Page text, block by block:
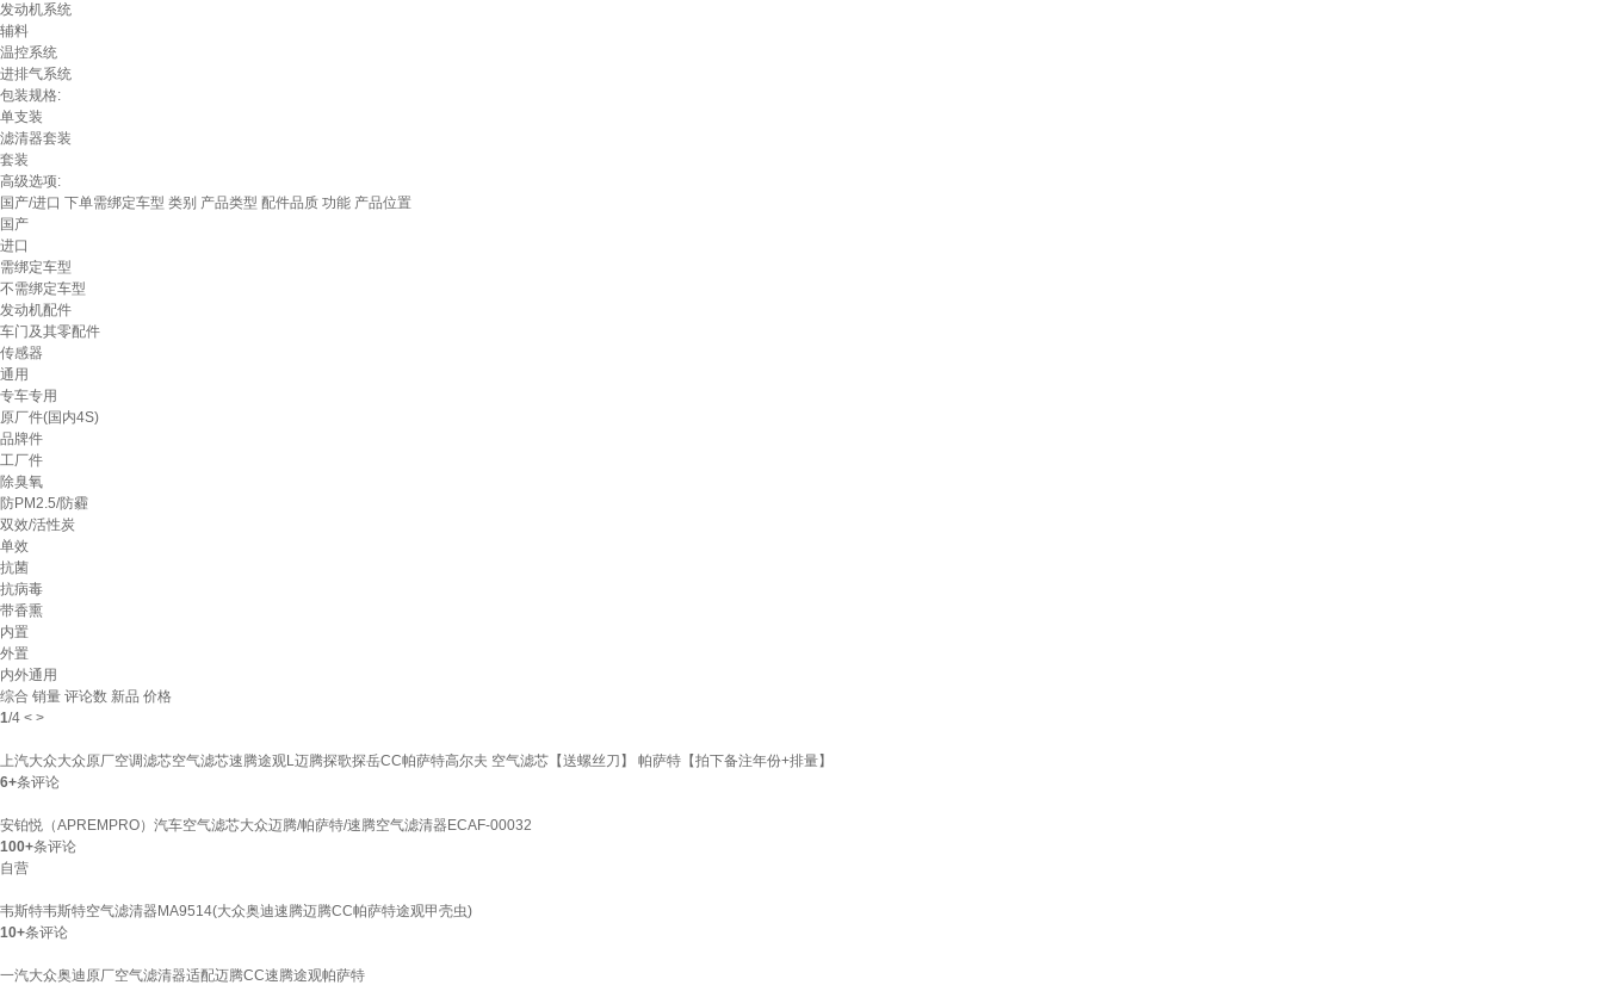
发动机系统
辅料
温控系统
进排气系统
包装规格:
单支装
滤清器套装
套装
高级选项:
国产/进口 下单需绑定车型 类别 产品类型 配件品质 功能 产品位置
国产
进口
需绑定车型
不需绑定车型
发动机配件
车门及其零配件
传感器
通用
专车专用
原厂件(国内4S)
品牌件
工厂件
除臭氧
防PM2.5/防霾
双效/活性炭
单效
抗菌
抗病毒
带香熏
内置
外置
内外通用
综合 销量 评论数 新品 价格
1/4 < >
上汽大众大众原厂空调滤芯空气滤芯速腾途观L迈腾探歌探岳CC帕萨特高尔夫 空气滤芯【送螺丝刀】 帕萨特【拍下备注年份+排量】
6+条评论
安铂悦（APREMPRO）汽车空气滤芯大众迈腾/帕萨特/速腾空气滤清器ECAF-00032
100+条评论
自营
韦斯特韦斯特空气滤清器MA9514(大众奥迪速腾迈腾CC帕萨特途观甲壳虫)
10+条评论
一汽大众奥迪原厂空气滤清器适配迈腾CC速腾途观帕萨特